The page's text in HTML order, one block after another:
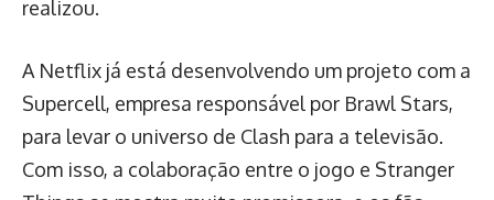
realizou.
A Netflix já está desenvolvendo um projeto com a
Supercell, empresa responsável por Brawl Stars,
para levar o universo de Clash para a televisão.
Com isso, a colaboração entre o jogo e Stranger